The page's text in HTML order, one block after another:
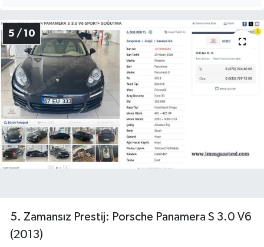
5 / 10
5. Zamansız Prestij: Porsche Panamera S 3.0 V6
(2013)